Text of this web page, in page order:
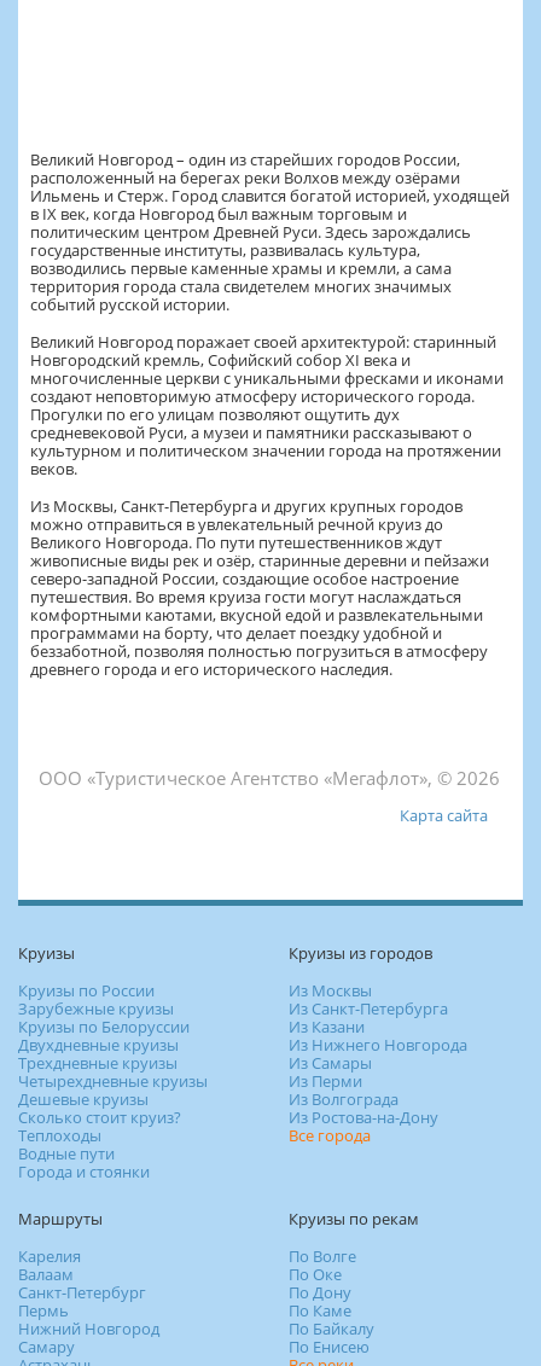
Великий Новгород – один из старейших городов России,
расположенный на берегах реки Волхов между озёрами
Ильмень и Стерж. Город славится богатой историей, уходящей
в IX век, когда Новгород был важным торговым и
политическим центром Древней Руси. Здесь зарождались
государственные институты, развивалась культура,
возводились первые каменные храмы и кремли, а сама
территория города стала свидетелем многих значимых
событий русской истории.
Великий Новгород поражает своей архитектурой: старинный
Новгородский кремль, Софийский собор XI века и
многочисленные церкви с уникальными фресками и иконами
создают неповторимую атмосферу исторического города.
Прогулки по его улицам позволяют ощутить дух
средневековой Руси, а музеи и памятники рассказывают о
культурном и политическом значении города на протяжении
веков.
Из Москвы, Санкт-Петербурга и других крупных городов
можно отправиться в увлекательный речной круиз до
Великого Новгорода. По пути путешественников ждут
живописные виды рек и озёр, старинные деревни и пейзажи
северо-западной России, создающие особое настроение
путешествия. Во время круиза гости могут наслаждаться
комфортными каютами, вкусной едой и развлекательными
программами на борту, что делает поездку удобной и
беззаботной, позволяя полностью погрузиться в атмосферу
древнего города и его исторического наследия.
ООО «Туристическое Агентство «Мегафлот», © 2026
Карта сайта
Круизы
Круизы по России
Зарубежные круизы
Круизы по Белоруссии
Двухдневные круизы
Трехдневные круизы
Четырехдневные круизы
Дешевые круизы
Сколько стоит круиз?
Теплоходы
Водные пути
Города и стоянки
Круизы из городов
Из Москвы
Из Санкт-Петербурга
Из Казани
Из Нижнего Новгорода
Из Самары
Из Перми
Из Волгограда
Из Ростова-на-Дону
Все города
Маршруты
Карелия
Валаам
Санкт-Петербург
Пермь
Нижний Новгород
Самару
Круизы по рекам
По Волге
По Оке
По Дону
По Каме
По Байкалу
По Енисею